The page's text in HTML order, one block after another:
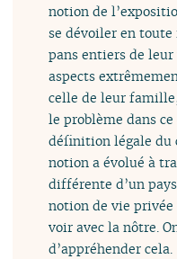
notion de
se dévoiler en
pans entiers de
aspects
celle de leur
le problème dans ce
définition légale du
notion a évolué à
différente d’un
notion de vie privée
voir avec la nôtre.
d’appréhender cela.